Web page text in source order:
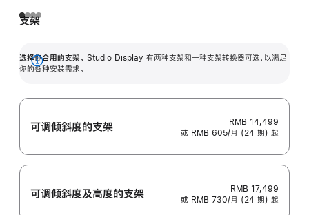
支架
选择你合用的支架。 Studio Display 有两种支架和一种支架转换器可选，以满足
你的各种安装需求。
展
可调倾斜度的支架
RMB 14,499
或 RMB 605/月 (24 期) 起
可调倾斜度及高‍度的支‍架
RMB 17,499
或 RMB 730/月 (24 期) 起